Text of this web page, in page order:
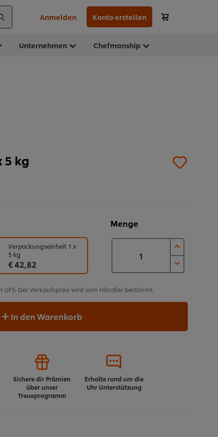
Anmelden Konto erstellen
Unternehmen Chefmanship
5 kg
Menge
Verpackungseinheit 1 x
5 kg
€ 42,82
Der Verkaufspreis wird vom Händler bestimmt.
In den Warenkorb
Sichere dir Prämien
über unser
Treueprogramm
Erhalte rund um die
Uhr Unterstützung